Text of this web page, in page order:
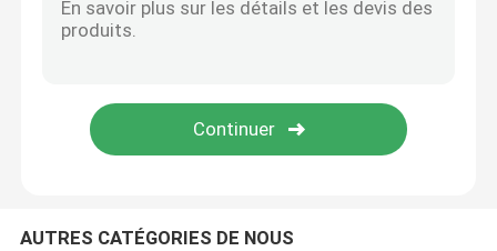
Lunettes de sécurité industrielles
Ailerons de bain de plongée
Lunettes de jockey de cheval
AUTRES CATÉGORIES DE NOUS